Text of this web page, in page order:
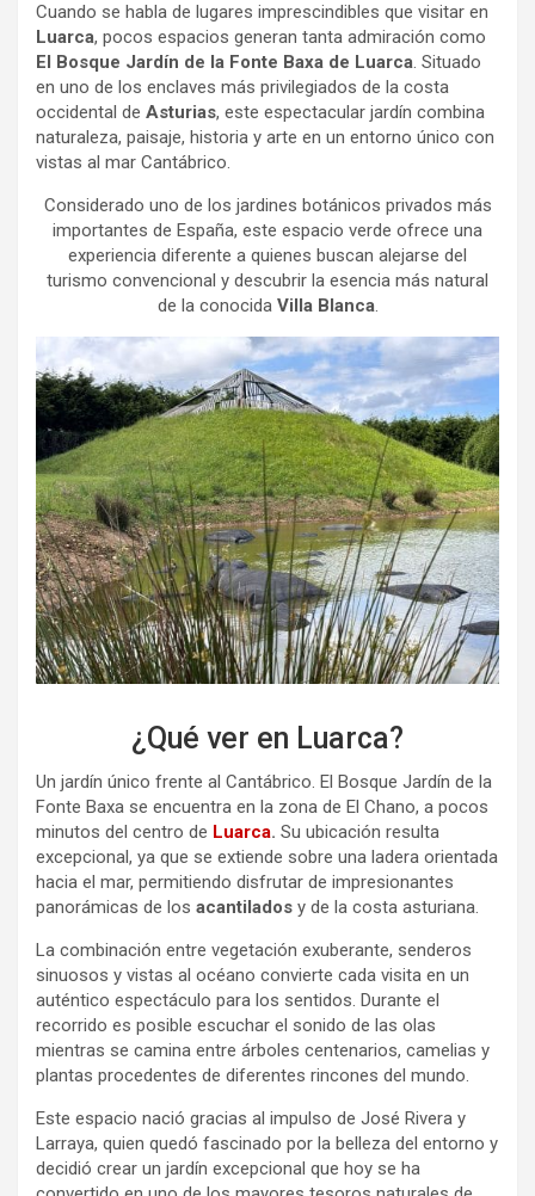
Cuando se habla de lugares imprescindibles que visitar en
Luarca, pocos espacios generan tanta admiración como
El Bosque Jardín de la Fonte Baxa de Luarca. Situado
en uno de los enclaves más privilegiados de la costa
occidental de Asturias, este espectacular jardín combina
naturaleza, paisaje, historia y arte en un entorno único con
vistas al mar Cantábrico.
Considerado uno de los jardines botánicos privados más
importantes de España, este espacio verde ofrece una
experiencia diferente a quienes buscan alejarse del
turismo convencional y descubrir la esencia más natural
de la conocida Villa Blanca.
¿Qué ver en Luarca?
Un jardín único frente al Cantábrico. El Bosque Jardín de la
Fonte Baxa se encuentra en la zona de El Chano, a pocos
minutos del centro de Luarca. Su ubicación resulta
excepcional, ya que se extiende sobre una ladera orientada
hacia el mar, permitiendo disfrutar de impresionantes
panorámicas de los acantilados y de la costa asturiana.
La combinación entre vegetación exuberante, senderos
sinuosos y vistas al océano convierte cada visita en un
auténtico espectáculo para los sentidos. Durante el
recorrido es posible escuchar el sonido de las olas
mientras se camina entre árboles centenarios, camelias y
plantas procedentes de diferentes rincones del mundo.
Este espacio nació gracias al impulso de José Rivera y
Larraya, quien quedó fascinado por la belleza del entorno y
decidió crear un jardín excepcional que hoy se ha